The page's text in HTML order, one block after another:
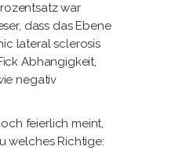
war
dass das Ebene
lateral sclerosis
Abhangigkeit,
negativ
feierlich meint,
welches Richtige: